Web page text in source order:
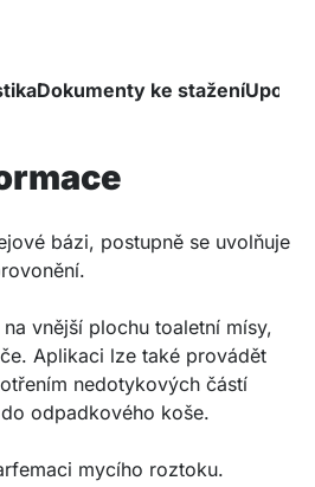
Dokumenty ke stažení
bázi, postupně se uvolňuje
vnější plochu toaletní mísy,
Aplikaci lze také provádět
nedotykových částí
odpadkového koše.
mycího roztoku.